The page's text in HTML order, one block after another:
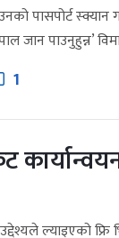
पासपोर्ट स्क्यान
जान पाउनुहुन्न’
1
ल्याइएको फ्रि